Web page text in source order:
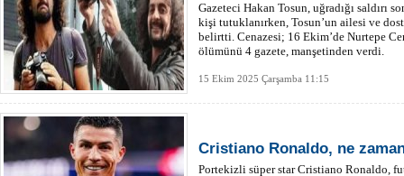
Gazeteci Hakan Tosun, uğradığı saldırı
kişi tutuklanırken, Tosun’un ailesi ve
belirtti. Cenazesi; 16 Ekim’de Nurtepe
ölümünü 4 gazete, manşetinden verdi.
15 Ekim 2025 Çarşamba 11:15
Cristiano Ronaldo, ne
Portekizli süper star Cristiano Ronaldo,